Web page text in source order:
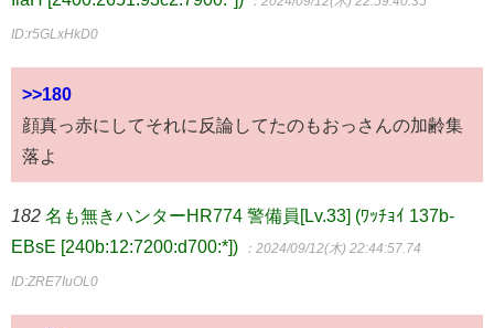
ID:r5GLxHkD0
>>180
顔真っ赤にしてそれに反論してたのもおっさんの加齢集
落よ
182 名も無きハンターHR774 警備員[Lv.33] (ﾜｯﾁｮｲ 137b-
EBsE [240b:12:7200:d700:*])
：2024/09/12(木) 22:44:57.74
ID:ZRE7IuOL0